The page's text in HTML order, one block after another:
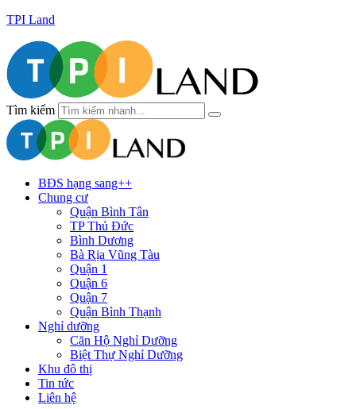
TPI Land
Tìm kiếm
BĐS hạng sang++
Chung cư
Quận Bình Tân
TP Thủ Đức
Bình Dương
Bà Rịa Vũng Tàu
Quận 1
Quận 6
Quận 7
Quận Bình Thạnh
Nghỉ dưỡng
Căn Hộ Nghỉ Dưỡng
Biệt Thự Nghỉ Dưỡng
Khu đô thị
Tin tức
Liên hệ